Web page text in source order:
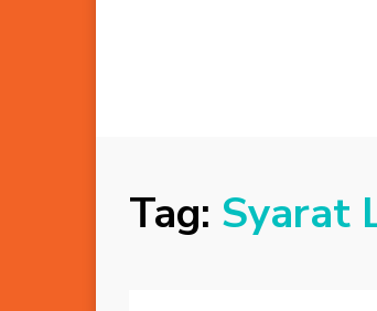
Tag: Syarat